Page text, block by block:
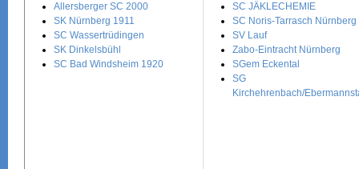
Allersberger SC 2000
SK Nürnberg 1911
SC Wassertrüdingen
SK Dinkelsbühl
SC Bad Windsheim 1920
SC JÄKLECHEMIE
SC Noris-Tarrasch Nürnberg
SV Lauf
Zabo-Eintracht Nürnberg
SGem Eckental
SG
Kirchehrenbach/